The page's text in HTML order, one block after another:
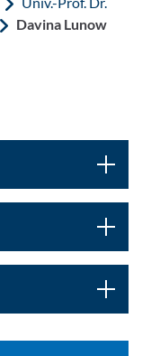
Davina Lunow